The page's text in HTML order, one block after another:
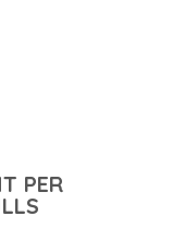
PER